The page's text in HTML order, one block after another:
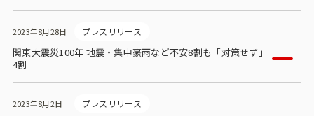
2023年8月28日 プレスリリース
関東大震災100年 地震・集中豪雨など不安8割も「対策せず」
4割
2023年8月2日 プレスリリース